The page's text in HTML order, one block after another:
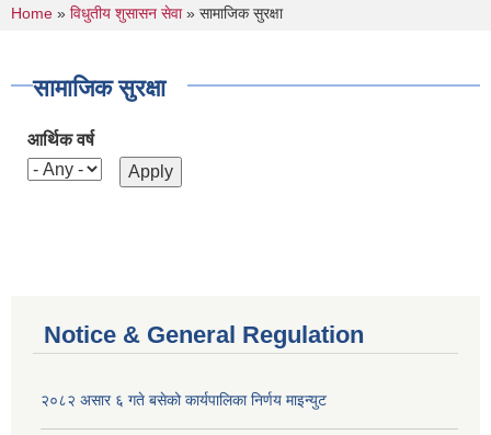
You are here
Home » विधुतीय शुसासन सेवा» सामाजिक सुरक्षा
सामाजिक सुरक्षा
आर्थिक वर्ष
Notice & General Regulation
२०८२ असार ६ गते बसेको कार्यपालिका निर्णय माइन्युट